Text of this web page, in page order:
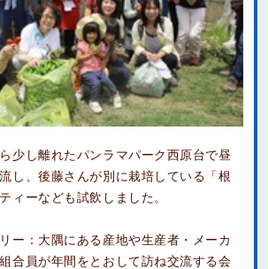
少し離れたパンラマパーク西原台で昼
し、後藤さんが別に栽培している「根
ィーなども試飲しました。
ー：大隅にある産地や生産者・メーカ
合員が年間をとおして訪ね交流する会